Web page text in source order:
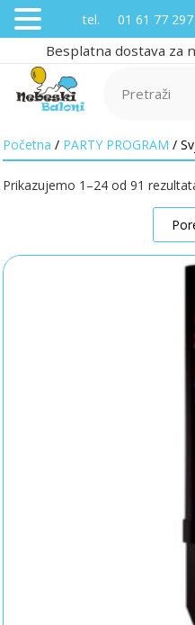
Besplatna dostava za
Početna / PARTY PROGRAM /
Prikazujemo 1–24 od 91
tel. 01 61 77 297